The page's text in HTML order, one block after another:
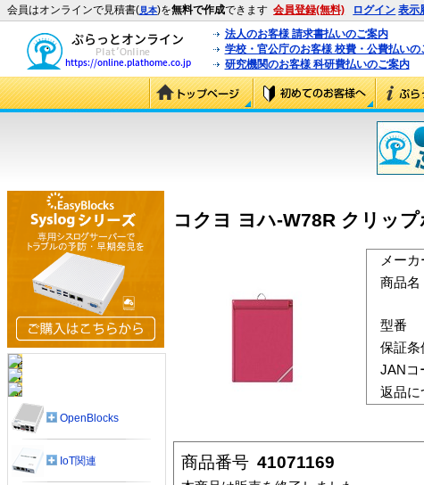
会員はオンラインで見積書(見本)を無料で作成できます 会員登録(無料) ログイン 表示
法人のお客様 請求書払いのご案内
学校・官公庁のお客様 校費・公費払いの
研究機関のお客様 科研費払いのご案内
コクヨ ヨハ-W78R クリッ
メーカ
商品名
型番
保証条
JANコ
返品に
商品番号 41071169
OpenBlocks
IoT関連